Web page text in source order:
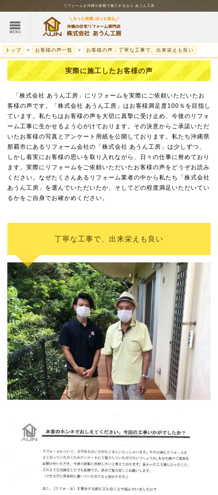
リフォームを 沖縄や那覇で施工するなら あうん工房
トップ お客様の声一覧 お客様の声 : 丁寧な工事で、出来栄えも良い
実際に施工したお客様の声
「株式会社 あうん工房」にリフォームを実際にご依頼いただいたお
客様の声です。「株式会社 あうん工房」はお客様満足度100％を目指し
ています。私たちはお客様の声を大切に真摯に受け止め、今後のリフォ
ーム工事に生かせるよう心がけております。その決意からご承諾いただ
いたお客様の写真とアンケート用紙を公開しております。私たち沖縄県
那覇市にあるリフォーム会社の「株式会社 あうん工房」は少しずつ、
しかし着実にお客様の思いを取り入れながら、日々の仕事に努めており
ます。実際にリフォームをご依頼いただいたお客様の声をどうぞお読み
ください。なぜたくさんあるリフォーム業者の中から私たち「株式会社
あうん工房」を選んでいただいたか、そしてどの程度満足いただいてい
るかをご自身でお確かめください。
丁寧な工事で、出来栄えも良い